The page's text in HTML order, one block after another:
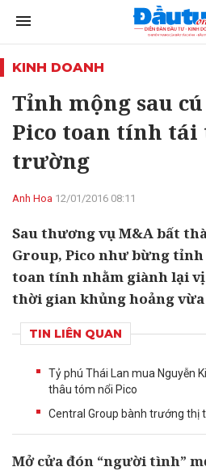
KINH DOANH
Tỉnh mộng sau
Pico toan tính
trường
Anh Hoa 12/01/2016 08:11
Sau thương vụ M&A bất
Group, Pico như bừng tỉnh
toan tính nhằm giành lại
thời gian khủng hoảng vừa
TIN LIÊN QUAN
Tỷ phú Thái Lan mua Nguyễn
thâu tóm nổi Pico
Central Group bành trướng thị
Mở cửa đón “người tình”